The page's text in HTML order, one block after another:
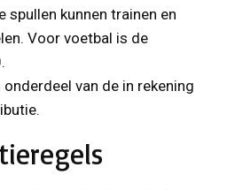
spullen kunnen trainen en
Voor voetbal is de
van de in rekening